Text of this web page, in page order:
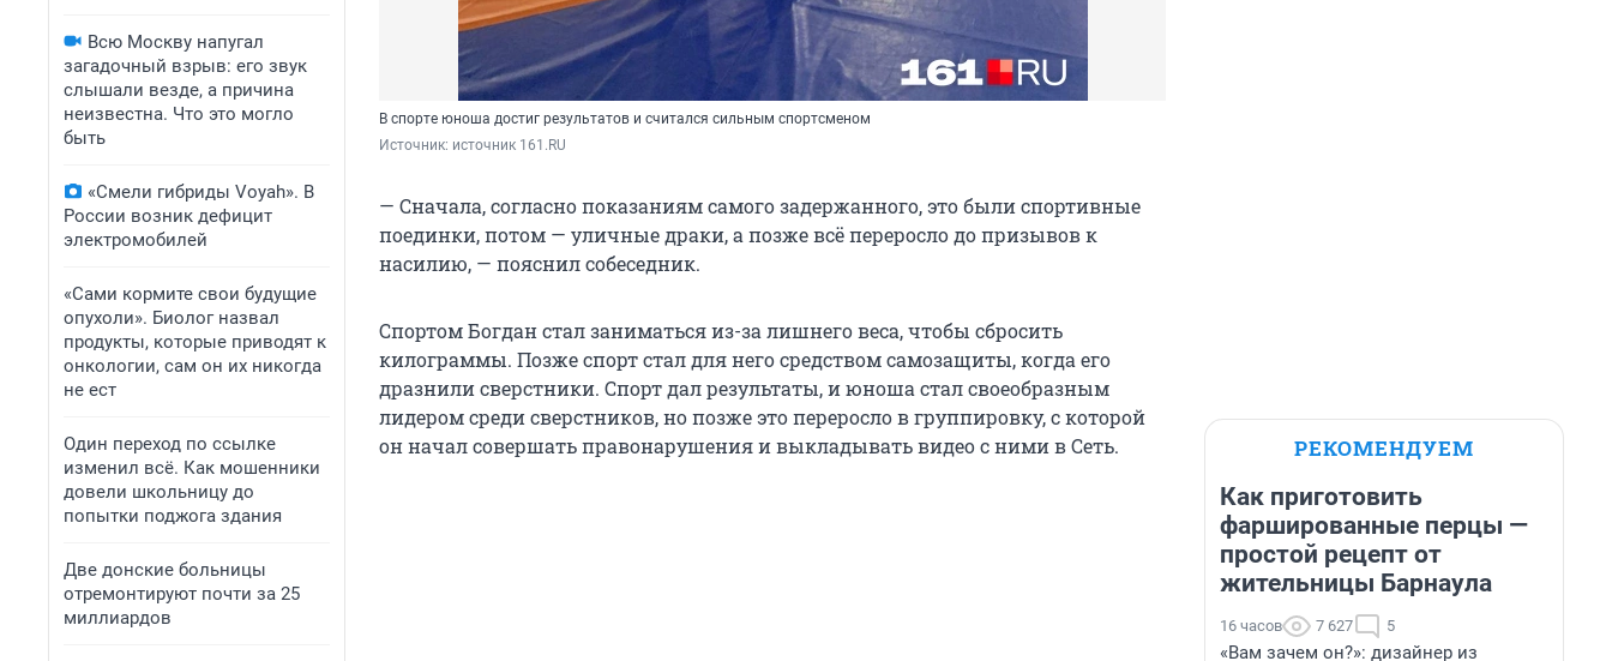
Всю Москву напугал
загадочный взрыв: его звук
слышали везде, а причина
неизвестна. Что это могло
быть
«Смели гибриды Voyah». В
России возник дефицит
электромобилей
«Сами кормите свои будущие
опухоли». Биолог назвал
продукты, которые приводят к
онкологии, сам он их никогда
не ест
Один переход по ссылке
изменил всё. Как мошенники
довели школьницу до
попытки поджога здания
Две донские больницы
отремонтируют почти за 25
миллиардов
В спорте юноша достиг результатов и считался сильным спортсменом
Источник: источник 161.RU
— Сначала, согласно показаниям самого задержанного, это были спортивные
поединки, потом — уличные драки, а позже всё переросло до призывов к
насилию, — пояснил собеседник.
Спортом Богдан стал заниматься из-за лишнего веса, чтобы сбросить
килограммы. Позже спорт стал для него средством самозащиты, когда его
дразнили сверстники. Спорт дал результаты, и юноша стал своеобразным
лидером среди сверстников, но позже это переросло в группировку, с которой
он начал совершать правонарушения и выкладывать видео с ними в Сеть.
РЕКОМЕНДУЕМ
Как приготовить
фаршированные перцы —
простой рецепт от
жительницы Барнаула
16 часов 7 627 5
«Вам зачем он?»: дизайнер из